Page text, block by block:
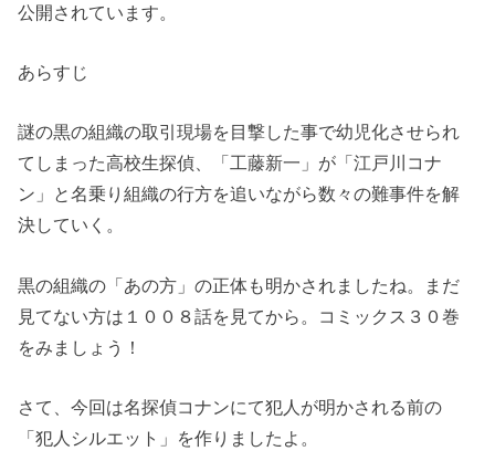
公開されています。
あらすじ
謎の黒の組織の取引現場を目撃した事で幼児化させられ
てしまった高校生探偵、「工藤新一」が「江戸川コナ
ン」と名乗り組織の行方を追いながら数々の難事件を解
決していく。
黒の組織の「あの方」の正体も明かされましたね。まだ
見てない方は１００８話を見てから。コミックス３０巻
をみましょう！
さて、今回は名探偵コナンにて犯人が明かされる前の
「犯人シルエット」を作りましたよ。